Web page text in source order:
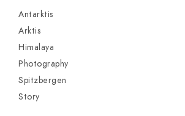
Antarktis
Arktis
Himalaya
Photography
Spitzbergen
Story